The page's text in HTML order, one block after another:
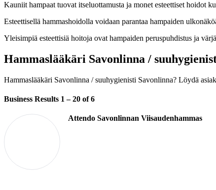
Kauniit hampaat tuovat itseluottamusta ja monet esteettiset hoidot
Esteettisellä hammashoidolla voidaan parantaa hampaiden
Yleisimpiä esteettisiä hoitoja ovat hampaiden peruspuhdistus ja
Hammaslääkäri Savonlinna /
Hammaslääkäri Savonlinna / suuhygienisti Savonlinna? Löydä
Business Results 1 – 20 of 6
Attendo Savonlinnan Viisaudenhammas